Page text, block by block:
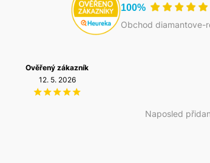
100%
Obchod diamantove-
Naposled
Ověřený zákazník
12. 5. 2026
zákazník